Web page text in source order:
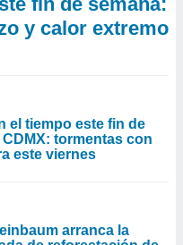
y calor extremo
el tiempo este fin de
tormentas con
este viernes
arranca la